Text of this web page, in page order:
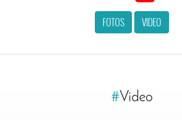
FOTOS VIDEO
#Video